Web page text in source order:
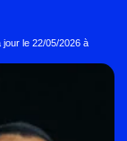
jour le 22/05/2026 à